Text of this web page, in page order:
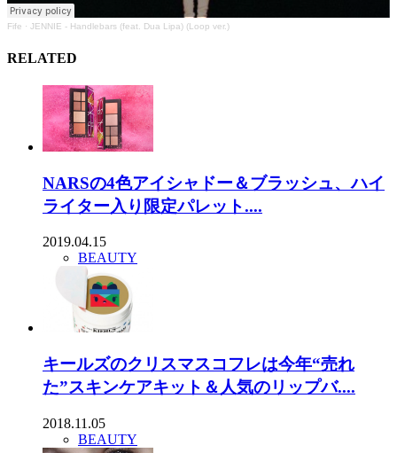
Fife · JENNIE - Handlebars (feat. Dua Lipa) (Loop ver.)
RELATED
NARSの4色アイシャドー＆ブラッシュ、ハイ
ライター入り限定パレット....
2019.04.15
BEAUTY
キールズのクリスマスコフレは今年“売れ
た”スキンケアキット＆人気のリップバ....
2018.11.05
BEAUTY